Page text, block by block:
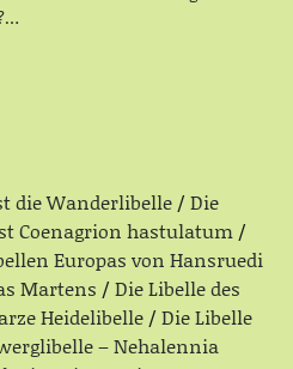
die Wanderlibelle
Die
Coenagrion hastulatum
Europas von Hansruedi
Martens
Die Libelle des
Heidelibelle
Die Libelle
– Nehalennia